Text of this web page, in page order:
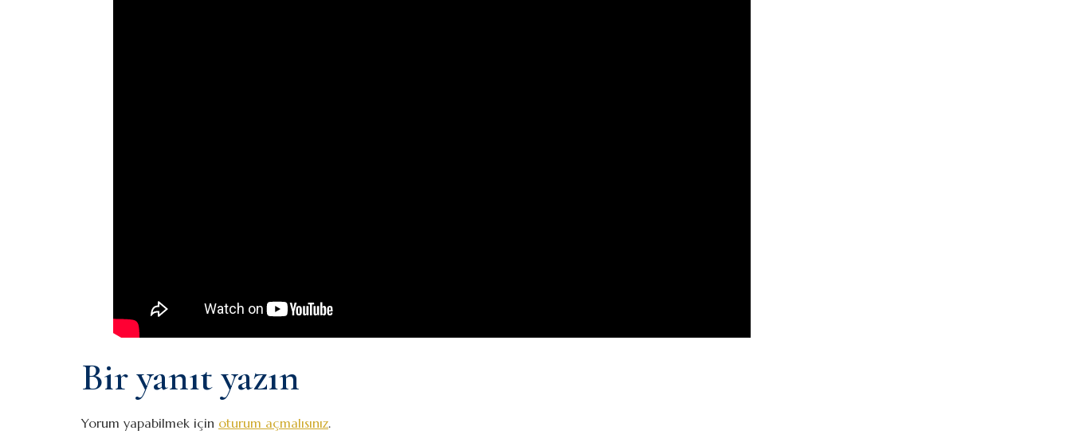
Bir yanıt yazın
Yorum yapabilmek için oturum açmalısınız.